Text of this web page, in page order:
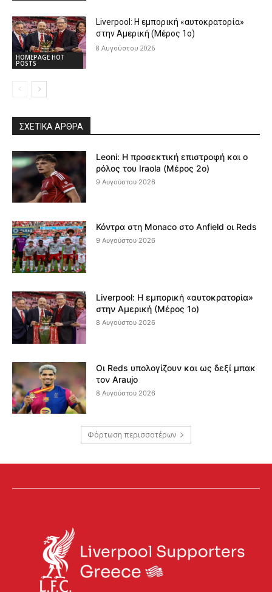
HOMEPAGE HOT
POSTS
Liverpool: Η εμπορική «αυτοκρατορία»
στην Αμερική (Μέρος 1ο)
8 Αυγούστου 2026
ΣΧΕΤΙΚΆ ΆΡΘΡΑ
Leoni: Η προσεκτική επιστροφή και ο
ρόλος του Iraola (Μέρος 2ο)
9 Αυγούστου 2026
Κόντρα στη Monaco στο Anfield οι Reds
9 Αυγούστου 2026
Liverpool: Η εμπορική «αυτοκρατορία»
στην Αμερική (Μέρος 1ο)
8 Αυγούστου 2026
Οι Reds υπολογίζουν και ως δεξί μπακ
τον Araujo
8 Αυγούστου 2026
Φόρτωση περισσοτέρων